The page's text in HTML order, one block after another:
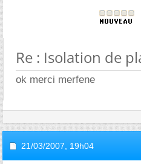
Re : Isolation de
ok merci merfene
21/03/2007, 19h04